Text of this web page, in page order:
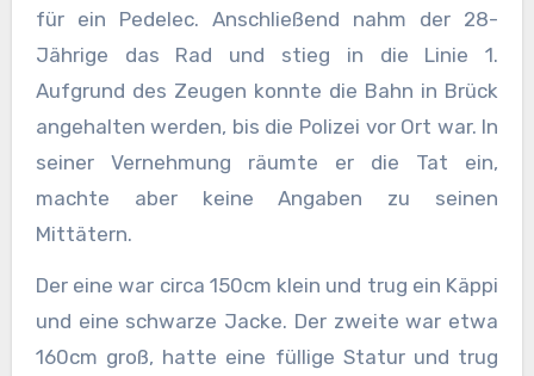
für ein Pedelec. Anschließend nahm der 28-
Jährige das Rad und stieg in die Linie 1.
Aufgrund des Zeugen konnte die Bahn in Brück
angehalten werden, bis die Polizei vor Ort war. In
seiner Vernehmung räumte er die Tat ein,
machte aber keine Angaben zu seinen
Mittätern.
Der eine war circa 150cm klein und trug ein Käppi
und eine schwarze Jacke. Der zweite war etwa
160cm groß, hatte eine füllige Statur und trug